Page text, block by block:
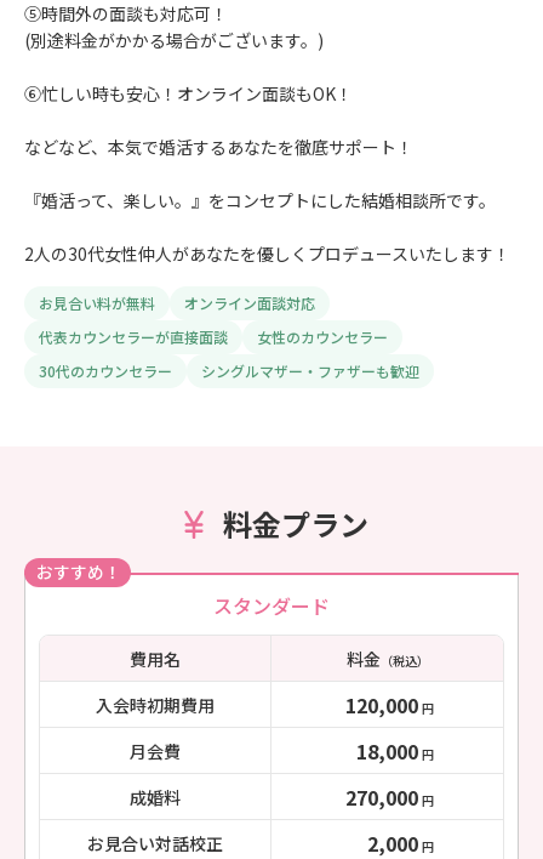
⑤時間外の面談も対応可！
(別途料金がかかる場合がございます。)
⑥忙しい時も安心！オンライン面談もOK！
などなど、本気で婚活するあなたを徹底サポート！
『婚活って、楽しい。』をコンセプトにした結婚相談所です。
2人の30代女性仲人があなたを優しくプロデュースいたします！
お見合い料が無料
オンライン面談対応
代表カウンセラーが直接面談
女性のカウンセラー
30代のカウンセラー
シングルマザー・ファザーも歓迎
料金プラン
おすすめ！
スタンダード
費用名 料金（税込）
入会時初期費用 120,000 円
月会費 18,000 円
成婚料 270,000 円
お見合い対話校正 2,000 円